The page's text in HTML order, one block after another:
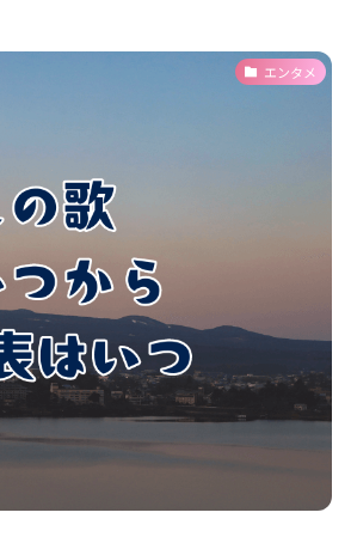
エンタメ